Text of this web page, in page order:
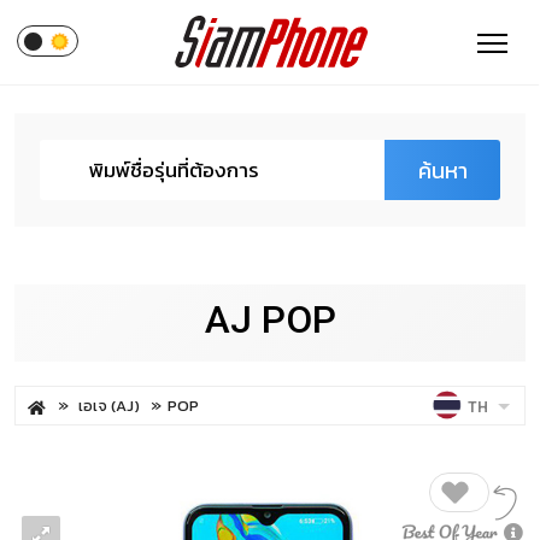
ค้นหา
AJ POP
เอเจ (AJ) POP TH